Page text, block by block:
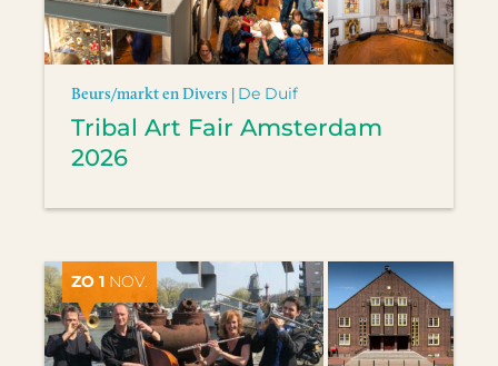
Beurs/markt en Divers | De Duif
Tribal Art Fair Amsterdam
2026
ZO 1 NOV.